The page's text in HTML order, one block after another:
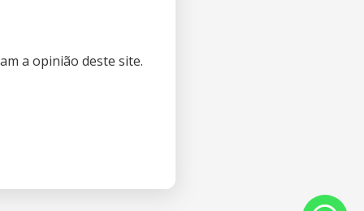
a opinião deste site.